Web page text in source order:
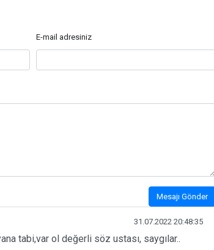
E-mail adresiniz
Mesajı Gönder
31.07.2022 20:48:35
tabi,var ol değerli söz ustası, saygılar..